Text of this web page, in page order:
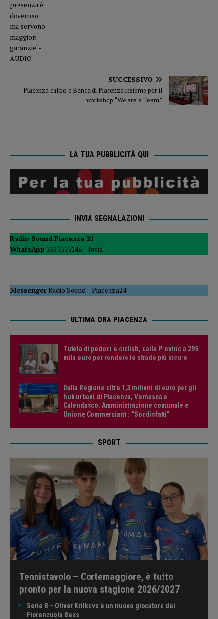
SUCCESSIVO
Piacenza calcio e Banca di Piacenza insieme per il
workshop “We are a Team”
LA TUA PUBBLICITÀ QUI
INVIA SEGNALAZIONI
Radio Sound Piacenza 24
WhatsApp 333 7575246 – Invia
MessengerRadio Sound –Piacenza24
ULTIMA ORA PIACENZA
Tutela di pedoni e ciclisti, dalla Provincia 295
mila euro per rendere le strade più sicure
Dalla Regione oltre 1,3 milioni di euro per gli
hub urbani di Piacenza, Vernasca e
Calendasco. Amministrazione comunale e
Unione Commercianti: “Soddisfatti”
SPORT
Tennistavolo – Cortemaggiore, è tutto
pronto per la nuova stagione 2026/2027
Serie B – Oliver Krilkovs è un nuovo giocatore dei
Fiorenzuola Bees